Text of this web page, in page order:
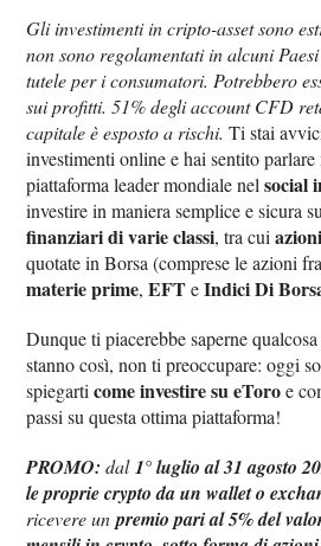
Gli investimenti in cripto-asset sono
non sono regolamentati in alcuni
tutele per i consumatori. Potrebbero
sui profitti. 51% degli account CFD
capitale è esposto a rischi. Ti stai
investimenti online e hai sentito
piattaforma leader mondiale nelsocial
investire in maniera semplice e sicura
finanziari di varie classi, tra cuiazioni
quotate in Borsa (comprese le azioni
materie prime‌,EFTeIndici Di
Dunque ti piacerebbe saperne
stanno così, non ti preoccupare: oggi
spiegarticome investire su eToroe
passi su questa ottima piattaforma!
PROMO: dal 1° luglio al 31 agosto
le proprie crypto da un wallet o
ricevere unpremio pari al 5% del